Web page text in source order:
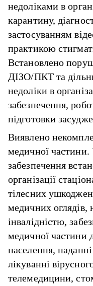
недоліками в
карантину,
застосуванням
практикою
Встановлено
ДІЗО/ПКТ та
недоліки в
забезпечення,
підготовки
Виявлено
медичної
забезпечення
організації
тілесних
медичних оглядів,
інвалідністю,
медичної частини
населення,
лікуванні
телемедицини,